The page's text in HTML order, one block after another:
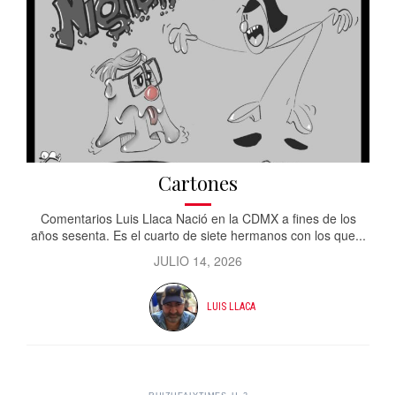
Cartones
Comentarios Luis Llaca Nació en la CDMX a fines de los
años sesenta. Es el cuarto de siete hermanos con los que...
JULIO 14, 2026
LUIS LLACA